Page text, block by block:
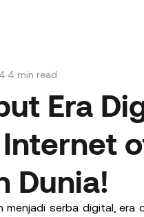
Era
Dunia!
4 min read
menjadi serba digital,